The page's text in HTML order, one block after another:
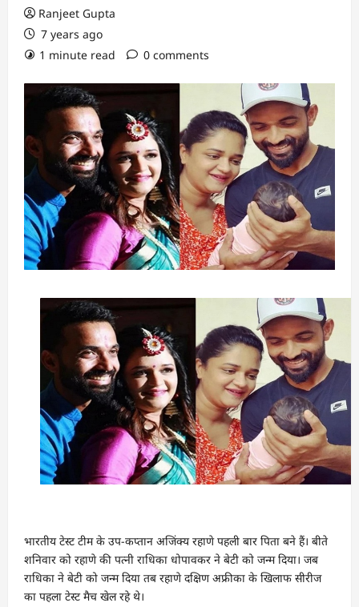
Ranjeet Gupta
7 years ago
1 minute read
0 comments
भारतीय टेस्ट टीम के उप-कप्तान अजिंक्य रहाणे पहली बार पिता बने हैं। बीते
शनिवार को रहाणे की पत्नी राधिका धोपावकर ने बेटी को जन्म दिया। जब
राधिका ने बेटी को जन्म दिया तब रहाणे दक्षिण अफ्रीका के खिलाफ सीरीज
का पहला टेस्ट मैच खेल रहे थे।